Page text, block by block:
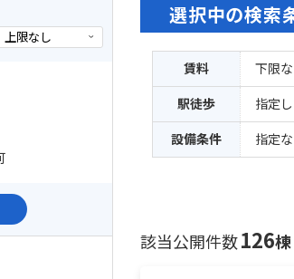
選択中の検索
賃料 下限
駅徒歩
指定
設備条件
指定
該当公開件数126棟